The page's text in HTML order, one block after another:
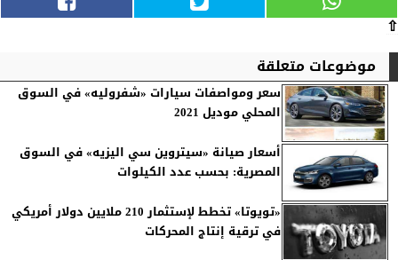
⇧
موضوعات متعلقة
سعر ومواصفات سيارات «شفروليه» في السوق
المحلي موديل 2021
أسعار صيانة «سيتروين سي اليزيه» في السوق
المصرية: بحسب عدد الكيلوات
«تويوتا» تخطط لإستثمار 210 ملايين دولار أمريكي
في ترقية إنتاج المحركات